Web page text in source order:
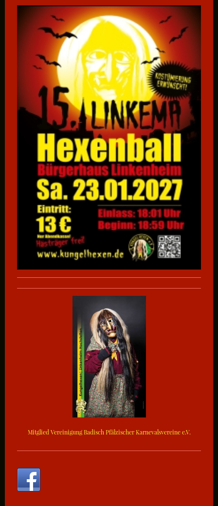
Mitglied Vereinigung Badisch Pfälzischer Karnevalsvereine e.V.